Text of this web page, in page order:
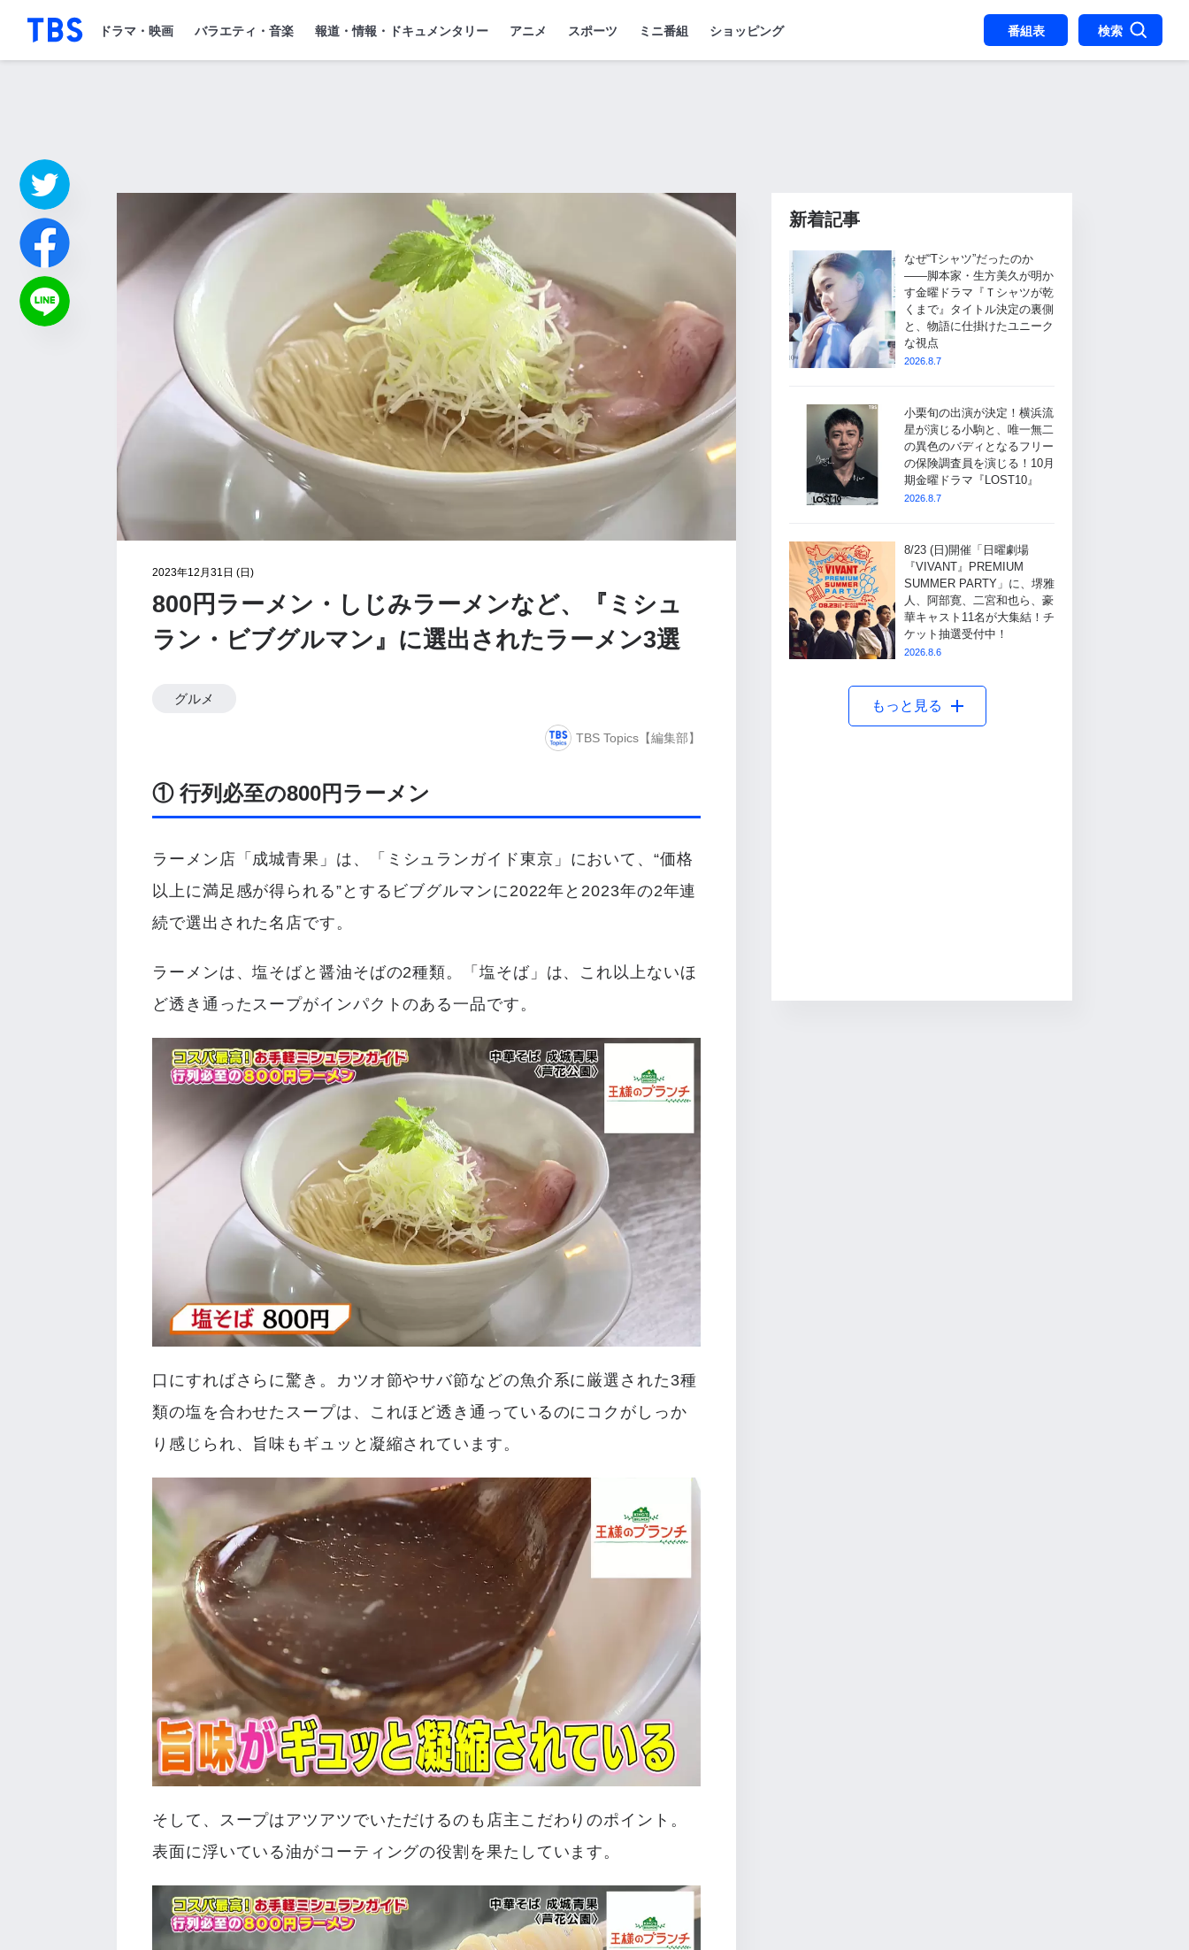
「TBSテレビ」トップページ
ドラマ・映画 バラエティ・音楽 報道・情報・ドキュメンタリー アニメ スポーツ ミニ番組 ショッピング 番組表 検索
2023年12月31日 (日)
800円ラーメン・しじみラーメンなど、『ミシュ
ラン・ビブグルマン』に選出されたラーメン3選
グルメ
TBS Topics【編集部】
① 行列必至の800円ラーメン
ラーメン店「 成城青果」は、
「ミシュランガイド東京」において、“価格
以上に満足感が得られる”とするビブグルマンに2022年と2023年の2年連
続で選出された名店です。
ラーメンは、塩そばと醤油そばの2種類。「塩そば」は、これ以上ないほ
ど透き通ったスープがインパクトのある一品です。
口にすればさらに驚き。カツオ節やサバ節などの魚介系に厳選された3種
類の塩を合わせたスープは、これほど透き通っているのにコクがしっか
り感じられ、旨味もギュッと凝縮されています。
そして、スープはアツアツでいただけるのも店主こだわりのポイント。
表面に浮いている油がコーティングの役割を果たしています。
新着記事
なぜ“Tシャツ”だったのか
――脚本家・生方美久が明か
す金曜ドラマ『Ｔシャツが乾
くまで』タイトル決定の裏側
と、物語に仕掛けたユニーク
な視点
2026.8.7
小栗旬の出演が決定！横浜流
星が演じる小駒と、唯一無二
の異色のバディとなるフリー
の保険調査員を演じる！10月
期金曜ドラマ『LOST10』
2026.8.7
8/23 (日)開催「日曜劇場
『VIVANT』PREMIUM
SUMMER PARTY」に、堺雅
人、阿部寛、二宮和也ら、豪
華キャスト11名が大集結！チ
ケット抽選受付中！
2026.8.6
もっと見る